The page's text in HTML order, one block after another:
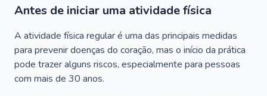
Antes de iniciar uma atividade física
A atividade física regular é uma das principais medidas
para prevenir doenças do coração, mas o início da prática
pode trazer alguns riscos, especialmente para pessoas
com mais de 30 anos.